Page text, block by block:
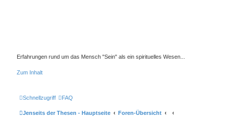
Erfahrungen rund um das Mensch "Sein" als ein spirituelles Wesen...
Zum Inhalt
Schnellzugriff FAQ
Jenseits der Thesen - Hauptseite Foren-Übersicht